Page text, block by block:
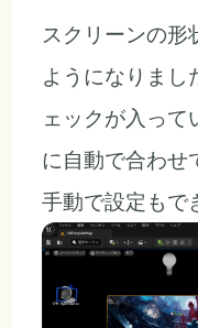
スクリーンの形
ようになりまし
ェックが入っ
に自動で合わせ
手動で設定もで